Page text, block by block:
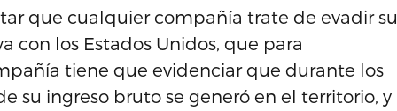
que cualquier compañía trate de evadir su
con los Estados Unidos, que para
tiene que evidenciar que durante los
su ingreso bruto se generó en el territorio, y